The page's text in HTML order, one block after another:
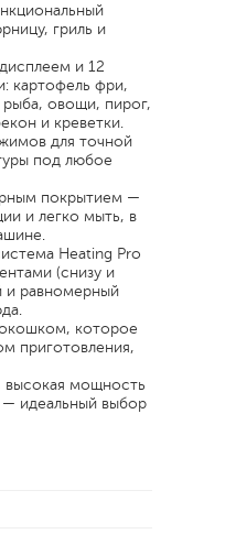
гриль и
и 12
картофель фри,
рыба, овощи, пирог,
и креветки.
для точной
под любое
покрытием —
и легко мыть, в
Heating Pro
(снизу и
и равномерный
которое
приготовления,
высокая мощность
идеальный выбор